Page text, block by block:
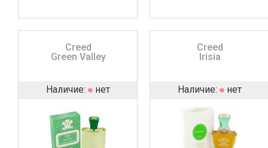
Creed
Green Valley
Наличие: нет
Creed
Irisia
Наличие: нет